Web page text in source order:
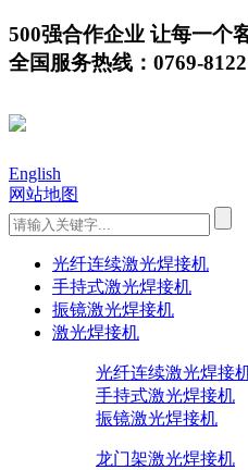
500强合作企业 让每一个
全国服务热线：0769-
English
网站地图
光纤连续激光焊接机
手持式激光焊接机
振镜激光焊接机
激光焊接机
光纤连续激光焊接
手持式激光焊接机
振镜激光焊接机
龙门架激光焊接机